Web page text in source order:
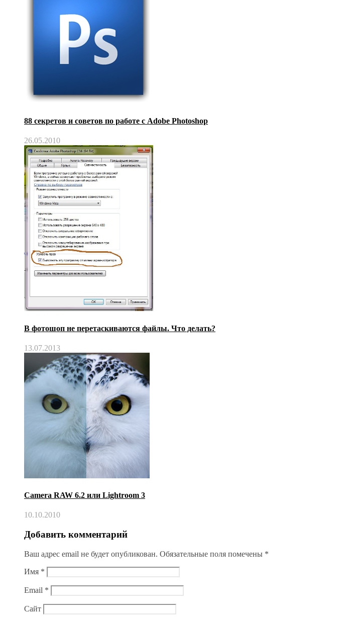
88 секретов и советов по работе с Adobe Photoshop
26.05.2010
В фотошоп не перетаскиваются файлы. Что делать?
13.07.2013
Camera RAW 6.2 или Lightroom 3
10.10.2010
Добавить комментарий
Ваш адрес email не будет опубликован. Обязательные поля помечены *
Имя *
Email *
Сайт